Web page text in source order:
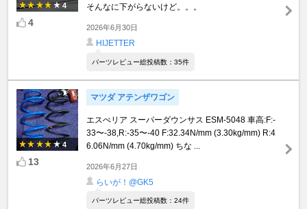
4
4
そんなに下がらないけど。。。
2026年6月30日
HIJETTER
パーツレビュー総投稿数：35件
4
13
マツダ アテンザワゴン
エスぺリア スーパーダウンサス ESM-5048 車高:F:-
33〜-38,R:-35〜-40 F:32.34N/mm (3.30kg/mm) R:4
6.06N/mm (4.70kg/mm) ちな ...
2026年6月27日
らいが！@GK5
パーツレビュー総投稿数：24件